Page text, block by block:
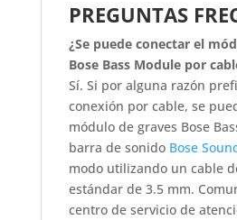
PREGUNTAS
¿Se puede conectar el
Bose Bass Module por
Sí. Si por alguna razón
conexión por cable, se
módulo de graves Bose
barra de sonido Bose
modo utilizando un cable
estándar de 3.5 mm.
centro de servicio de